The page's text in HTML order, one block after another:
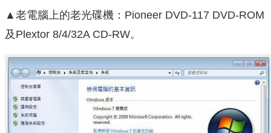
▲老電腦上的老光碟機：Pioneer DVD-117 DVD-ROM
及Plextor 8/4/32A CD-RW。